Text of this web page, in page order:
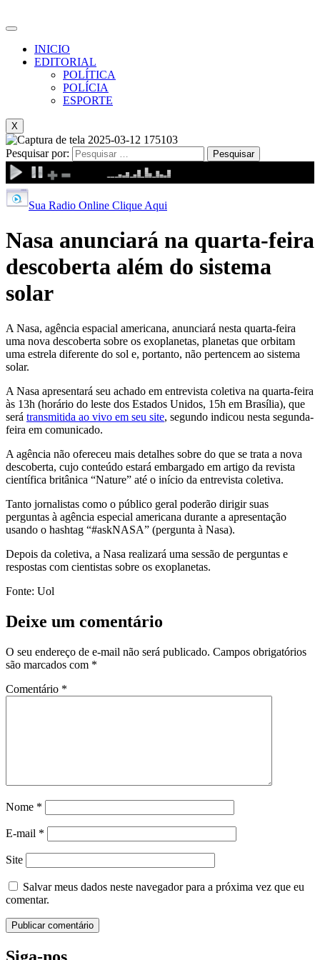
INICIO
EDITORIAL
POLÍTICA
POLÍCIA
ESPORTE
X
Pesquisar por:
Sua Radio Online Clique Aqui
Nasa anunciará na quarta-feira
descoberta além do sistema
solar
A Nasa, agência espacial americana, anunciará nesta quarta-feira
uma nova descoberta sobre os exoplanetas, planetas que orbitam
uma estrela diferente do sol e, portanto, não pertencem ao sistema
solar.
A Nasa apresentará seu achado em entrevista coletiva na quarta-feira
às 13h (horário do leste dos Estados Unidos, 15h em Brasília), que
será transmitida ao vivo em seu site, segundo indicou nesta segunda-
feira em comunicado.
A agência não ofereceu mais detalhes sobre do que se trata a nova
descoberta, cujo conteúdo estará embargado em artigo da revista
científica britânica “Nature” até o início da entrevista coletiva.
Tanto jornalistas como o público geral poderão dirigir suas
perguntas à agência especial americana durante a apresentação
usando o hashtag “#askNASA” (pergunta à Nasa).
Depois da coletiva, a Nasa realizará uma sessão de perguntas e
respostas com cientistas sobre os exoplanetas.
Fonte: Uol
Deixe um comentário
O seu endereço de e-mail não será publicado. Campos obrigatórios
são marcados com *
Comentário *
Nome *
E-mail *
Site
Salvar meus dados neste navegador para a próxima vez que eu
comentar.
Siga-nos